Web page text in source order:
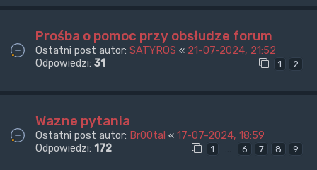
Prośba o pomoc przy obsłudze forum
Ostatni post autor: SATYROS « 21-07-2024, 21:52
Odpowiedzi: 31 1 2
Wazne pytania
Ostatni post autor: Br00tal « 17-07-2024, 18:59
Odpowiedzi: 172 1 … 6 7 8 9